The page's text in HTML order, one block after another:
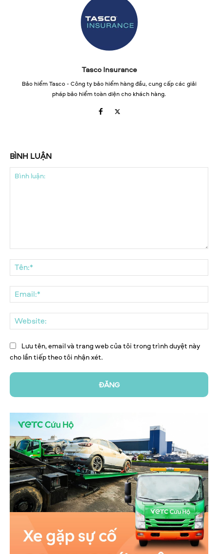
Tasco Insurance
Bảo hiểm Tasco - Công ty bảo hiểm hàng đầu, cung cấp các giải
pháp bảo hiểm toàn diện cho khách hàng.
BÌNH LUẬN
luận:
Lưu tên, email và trang web của tôi trong trình duyệt này
cho lần tiếp theo tôi nhận xét.